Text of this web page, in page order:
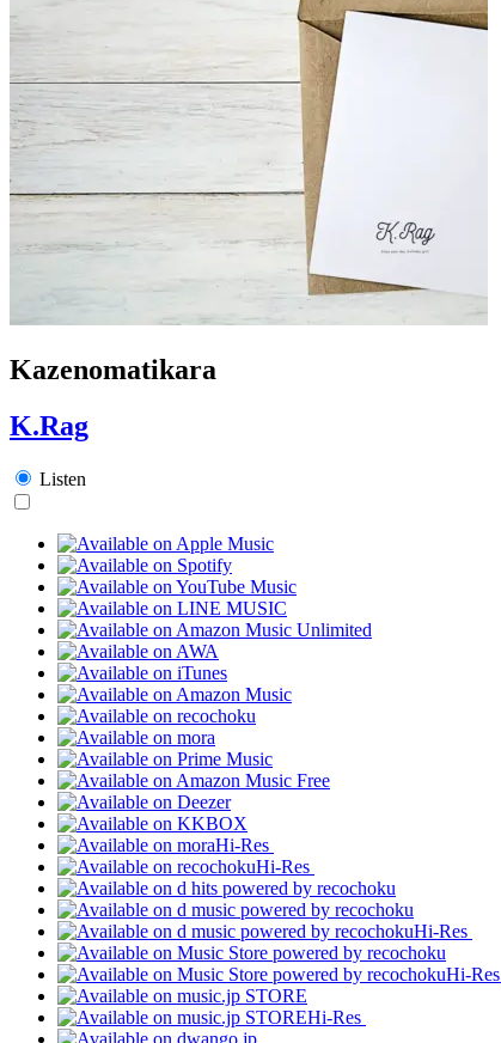
Kazenomatikara
K.Rag
Listen
Hi-Res
Hi-Res
Hi-Res
Hi-Res
Hi-Res